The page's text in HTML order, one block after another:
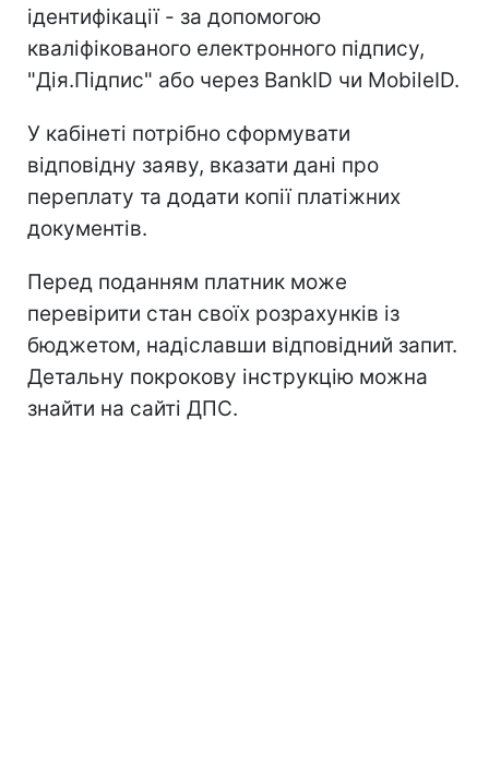
ідентифікації - за допомогою
кваліфікованого електронного підпису,
"Дія.Підпис" або через BankID чи MobileID.
У кабінеті потрібно сформувати
відповідну заяву, вказати дані про
переплату та додати копії платіжних
документів.
Перед поданням платник може
перевірити стан своїх розрахунків із
бюджетом, надіславши відповідний запит.
Детальну покрокову інструкцію можна
знайти на сайті ДПС.